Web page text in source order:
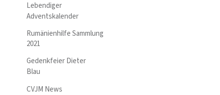
Lebendiger
Adventskalender
Rumänienhilfe Sammlung
2021
Gedenkfeier Dieter
Blau
CVJM News